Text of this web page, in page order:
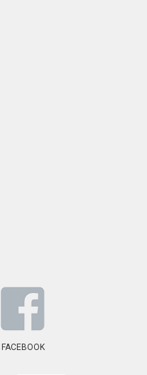
FACEBOOK